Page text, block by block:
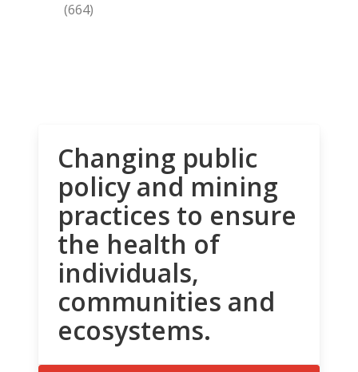
(664)
Changing public
policy and mining
practices to ensure
the health of
individuals,
communities and
ecosystems.